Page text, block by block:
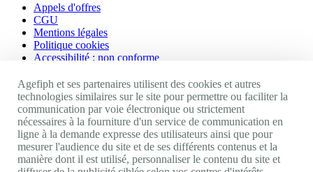
Appels d'offres
CGU
Mentions légales
Politique cookies
Accessibilité : non conforme
Nos autres sites
Site portail Agefiph
Activateur de progrès
Handinnov
Innovation et recherche
Université du RRH
Agefiph et ses partenaires utilisent des cookies et autres
technologies similaires sur le site pour permettre ou faciliter la
communication par voie électronique ou strictement
nécessaires à la fourniture d'un service de communication en
ligne à la demande expresse des utilisateurs ainsi que pour
mesurer l'audience du site et de ses différents contenus et la
manière dont il est utilisé, personnaliser le contenu du site et